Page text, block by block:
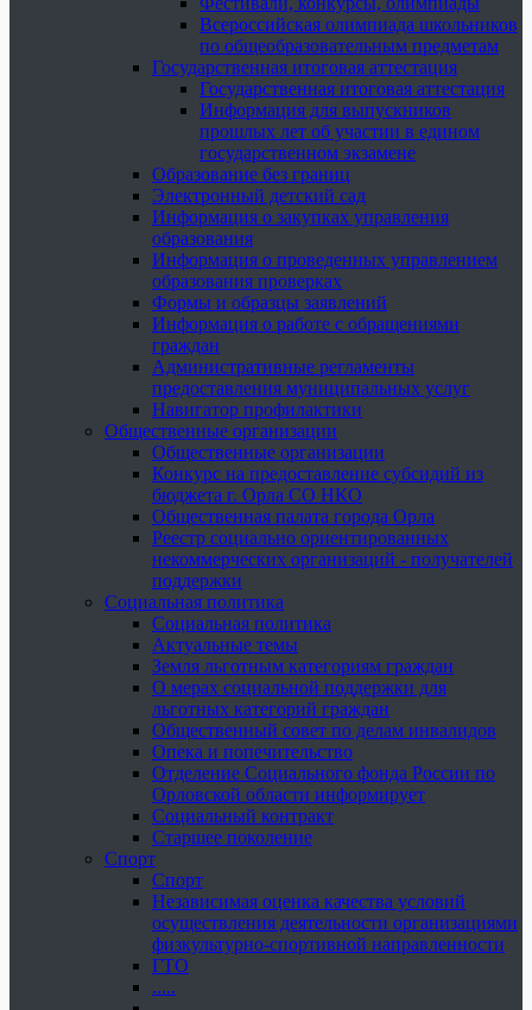
Всероссийская олимпиада школьников
по общеобразовательным предметам
Государственная итоговая аттестация
Государственная итоговая аттестация
Информация для выпускников
прошлых лет об участии в едином
государственном экзамене
Образование без границ
Электронный детский сад
Информация о закупках управления
образования
Информация о проведенных управлением
образования проверках
Формы и образцы заявлений
Информация о работе с обращениями
граждан
Административные регламенты
предоставления муниципальных услуг
Навигатор профилактики
Общественные организации
Общественные организации
Конкурс на предоставление субсидий из
бюджета г. Орла СО НКО
Общественная палата города Орла
Реестр социально ориентированных
некоммерческих организаций - получателей
поддержки
Социальная политика
Социальная политика
Актуальные темы
Земля льготным категориям граждан
О мерах социальной поддержки для
льготных категорий граждан
Общественный совет по делам инвалидов
Опека и попечительство
Отделение Социального фонда России по
Орловской области информирует
Социальный контракт
Старшее поколение
Спорт
Спорт
Независимая оценка качества условий
осуществления деятельности организациями
физкультурно-спортивной направленности
ГТО
.....